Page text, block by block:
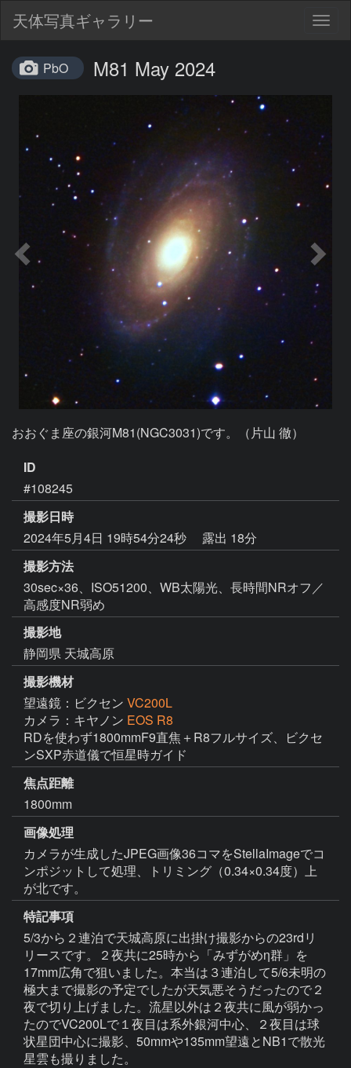
天体写真ギャラリー
PbO M81 May 2024
おおぐま座の銀河M81(NGC3031)です。（片山 徹）
ID
#108245
撮影日時
2024年5月4日 19時54分24秒
露出 18分
撮影方法
30sec×36、ISO51200、WB太陽光、長時間NRオフ／
高感度NR弱め
撮影地
静岡県 天城高原
撮影機材
望遠鏡：ビクセン VC200L
カメラ：キヤノン EOS R8
RDを使わず1800mmF9直焦＋R8フルサイズ、ビクセ
ンSXP赤道儀で恒星時ガイド
焦点距離
1800mm
画像処理
カメラが生成したJPEG画像36コマをStellaImageでコ
ンポジットして処理、トリミング（0.34×0.34度）上
が北です。
特記事項
5/3から２連泊で天城高原に出掛け撮影からの23rdリ
リースです。２夜共に25時から「みずがめη群」を
17mm広角で狙いました。本当は３連泊して5/6未明の
極大まで撮影の予定でしたが天気悪そうだったので２
夜で切り上げました。流星以外は２夜共に風が弱かっ
たのでVC200Lで１夜目は系外銀河中心、２夜目は球
状星団中心に撮影、50mmや135mm望遠とNB1で散光
星雲も撮りました。